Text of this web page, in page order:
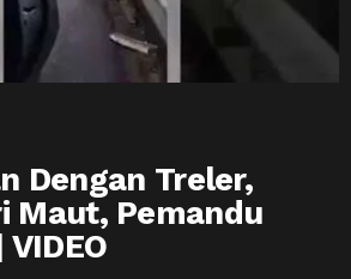
Dengan Treler,
Maut, Pemandu